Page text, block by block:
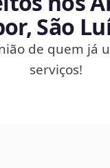
São
de quem já
serviços!